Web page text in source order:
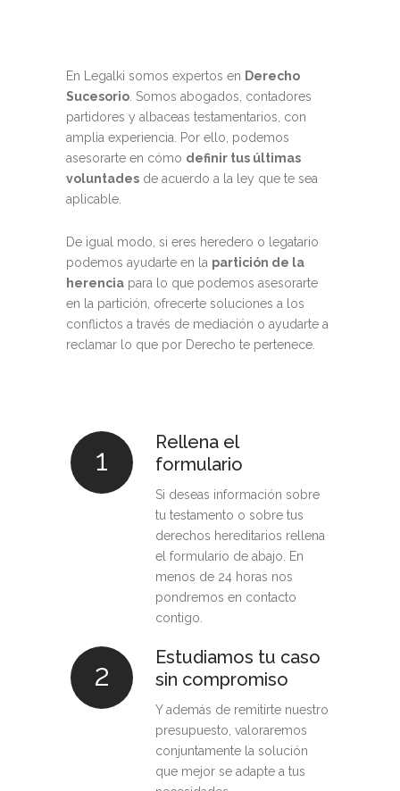
En Legalki somos expertos en Derecho
Sucesorio . Somos abogados, contadores
partidores y albaceas testamentarios, con
amplia experiencia. Por ello, podemos
asesorarte en cómo definir tus últimas
voluntades de acuerdo a la ley que te sea
aplicable.
De igual modo, si eres heredero o legatario
podemos ayudarte en la partición de la
herencia para lo que podemos asesorarte
en la partición, ofrecerte soluciones a los
conflictos a través de mediación o ayudarte a
reclamar lo que por Derecho te pertenece.
1
Rellena el
formulario
Si deseas información sobre
tu testamento o sobre tus
derechos hereditarios rellena
el formulario de abajo. En
menos de 24 horas nos
pondremos en contacto
contigo.
2
Estudiamos tu caso
sin compromiso
Y además de remitirte nuestro
presupuesto, valoraremos
conjuntamente la solución
que mejor se adapte a tus